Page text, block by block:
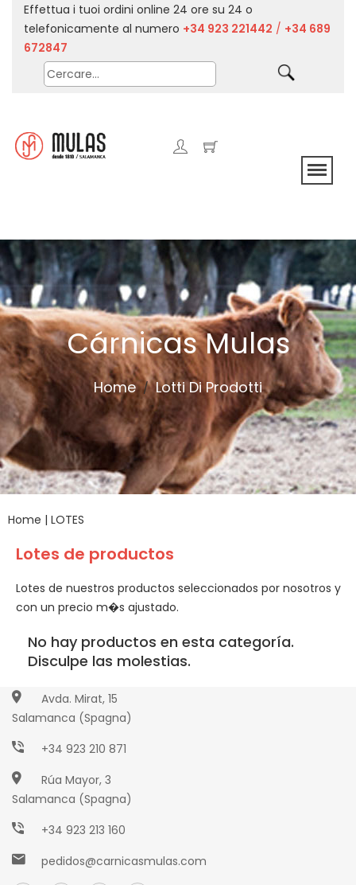
Effettua i tuoi ordini online 24 ore su 24 o
telefonicamente al numero +34 923 221442 / +34 689
672847
Cárnicas Mulas
Home / Lotti Di Prodotti
Home | LOTES
Lotes de productos
Lotes de nuestros productos seleccionados por nosotros y
con un precio m�s ajustado.
No hay productos en esta categoría.
Disculpe las molestias.
Paseo Torres Villarroel, 2
Salamanca (Spagna)
+34 923 221 442
Avda. Mirat, 15
Salamanca (Spagna)
+34 923 210 871
Rúa Mayor, 3
Salamanca (Spagna)
+34 923 213 160
pedidos@carnicasmulas.com